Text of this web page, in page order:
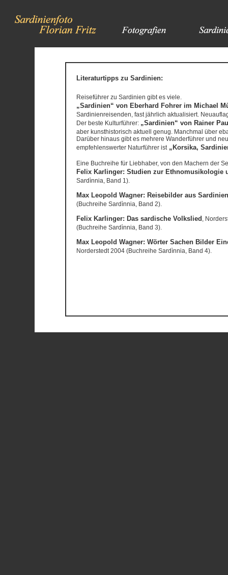
Literaturtipps zu Sardinien:
Reiseführer zu Sardinien gibt es viele.
„Sardinien“ von Eberhard Fohrer im Michael
Sardinienreisenden, fast jährlich aktualisiert.
Der beste Kulturführer: „Sardinien“ von Rainer
aber kunsthistorisch aktuell genug. Manchmal über
Darüber hinaus gibt es mehrere Wanderführer und
empfehlenswerter Naturführer ist „Korsika,
Eine Buchreihe für Liebhaber, von den Machern der
Felix Karlinger: Studien zur Ethnomusikologie
Sardìnnia, Band 1).
Max Leopold Wagner: Reisebilder aus Sardinien
(Buchreihe Sardìnnia, Band 2).
Felix Karlinger: Das sardische Volkslied ,
(Buchreihe Sardìnnia, Band 3).
Max Leopold Wagner: Wörter Sachen Bilder
Norderstedt 2004 (Buchreihe Sardìnnia, Band 4).